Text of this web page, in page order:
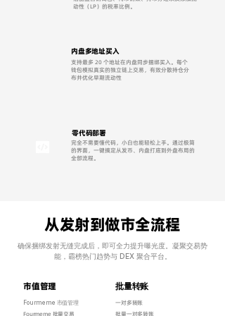
动性（LP）的税率比例。
内盘多地址买入
支持最多 20 个地址在内盘同步捆绑买入。每个
钱包模拟真实的独立链上交易，有效分散持仓分
布并优化早期流动性
零代码部署
完全不需要懂代码，小白也能轻松上手。通过极简
的界面，一键搞定从发币、内盘打底到外盘布局的
全部流程。
​从发射到做市全流程
确保捆绑发射无缝完成后，即可全力提升曝光度。凝聚交易势
能，霸榜热门趋势与 DEX 聚合平台。
​市值管理
Fourmeme 市值管理
Fourmeme 批量交易
批量转账
一对多转账
批量一对多转账